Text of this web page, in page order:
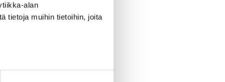
alan
tietoja muihin tietoihin, joita